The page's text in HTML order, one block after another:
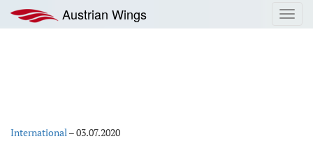
Inhalt
springen
Austrian Wings
International–03.07.2020